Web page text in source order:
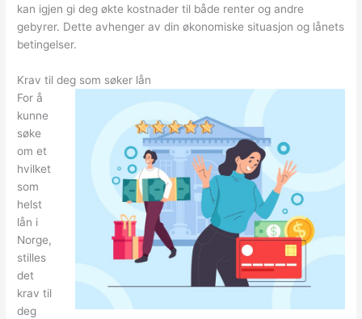
kan igjen gi deg økte kostnader til både renter og andre
gebyrer. Dette avhenger av din økonomiske situasjon og lånets
betingelser.
Krav til deg som søker lån
For å
kunne
søke
om et
hvilket
som
helst
lån i
Norge,
stilles
det
krav til
deg